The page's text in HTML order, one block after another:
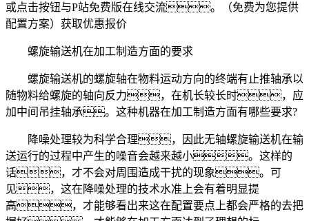
或点击按钮与P站免费版在线交流。（免费为您提供
配置方案） 获取优惠报价
螺旋输送机在加工制造方面的要求
螺旋输送机的螺旋轴在物料运动方向的终端有止推轴承以
随物料给螺旋的轴向反力，在机长较长时，应
加中间吊挂轴承。这种机器在加工制造方面有哪些要求?
降噪处理较为科学合理，因此无轴螺旋输送机在输
送运行的过程中产生的噪音会越来越小。这样的
话，才不会对周围造成干扰的现象。可
见，这在降噪处理的技术水准上会有着明显提
高，才能够看出来这在配置要点上都会严格的去把